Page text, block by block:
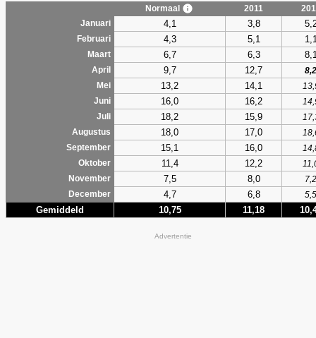
Normaal 2011
Januari
4,1 3,8
Februari 4,3 5,1
Maart 6,7 6,3
April 9,7 12,7
8,2
Mei
13,2 14,1
Juni
16,0 16,2
Juli
18,2 15,9
Augustus
18,0 17,0
September
15,1 16,0
Oktober
11,4 12,2
November
7,5 8,0
7,2
December
4,7 6,8 5,5
Gemiddeld 10,75 11,18
Advertentie